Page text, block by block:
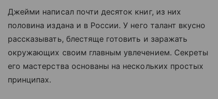
Джейми написал почти десяток книг, из них
половина издана и в России. У него талант вкусно
рассказывать, блестяще готовить и заражать
окружающих своим главным увлечением. Секреты
его мастерства основаны на нескольких простых
принципах.